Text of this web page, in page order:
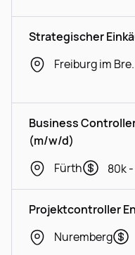
Strategischer
Business
(m/w/d)
Fürth
80k
Projektcontroller
Nuremberg